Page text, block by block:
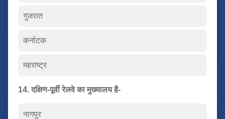
गुजरात
कर्नाटक
महराष्ट्र
14. दक्षिण-पूर्वी रेलवे का मुख्यालय है-
नागपुर